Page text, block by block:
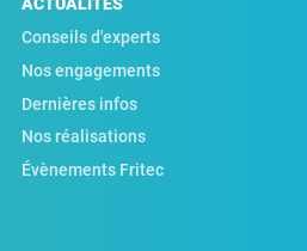
ACTUALITÉS
Conseils d'experts
Nos engagements
Dernières infos
Nos réalisations
Évènements Fritec